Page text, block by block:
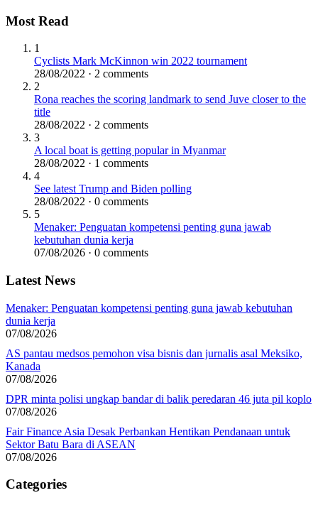
Most Read
1
Cyclists Mark McKinnon win 2022 tournament
28/08/2022 · 2 comments
2
Rona reaches the scoring landmark to send Juve closer to the
title
28/08/2022 · 2 comments
3
A local boat is getting popular in Myanmar
28/08/2022 · 1 comments
4
See latest Trump and Biden polling
28/08/2022 · 0 comments
5
Menaker: Penguatan kompetensi penting guna jawab
kebutuhan dunia kerja
07/08/2026 · 0 comments
Latest News
Menaker: Penguatan kompetensi penting guna jawab kebutuhan
dunia kerja
07/08/2026
AS pantau medsos pemohon visa bisnis dan jurnalis asal Meksiko,
Kanada
07/08/2026
DPR minta polisi ungkap bandar di balik peredaran 46 juta pil koplo
07/08/2026
Fair Finance Asia Desak Perbankan Hentikan Pendanaan untuk
Sektor Batu Bara di ASEAN
07/08/2026
Categories